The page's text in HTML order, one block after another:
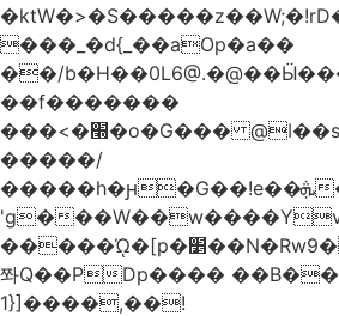
���_�d{_��aOp�a��
��/
��f�������
���<�׭�o�G��� @ǀ��s��޻n��;~��3R�˿�^r���iV��I $������#�Lы�����d�����E}
�����/
�����h�ԩ�G��!e��ܞ����KL
'g�
�����ᾨ�[p�׵��N�Rw9�[7��p@{�T��o�P"�t�U<y�
쫘Q��PDp����
1}]����,��!